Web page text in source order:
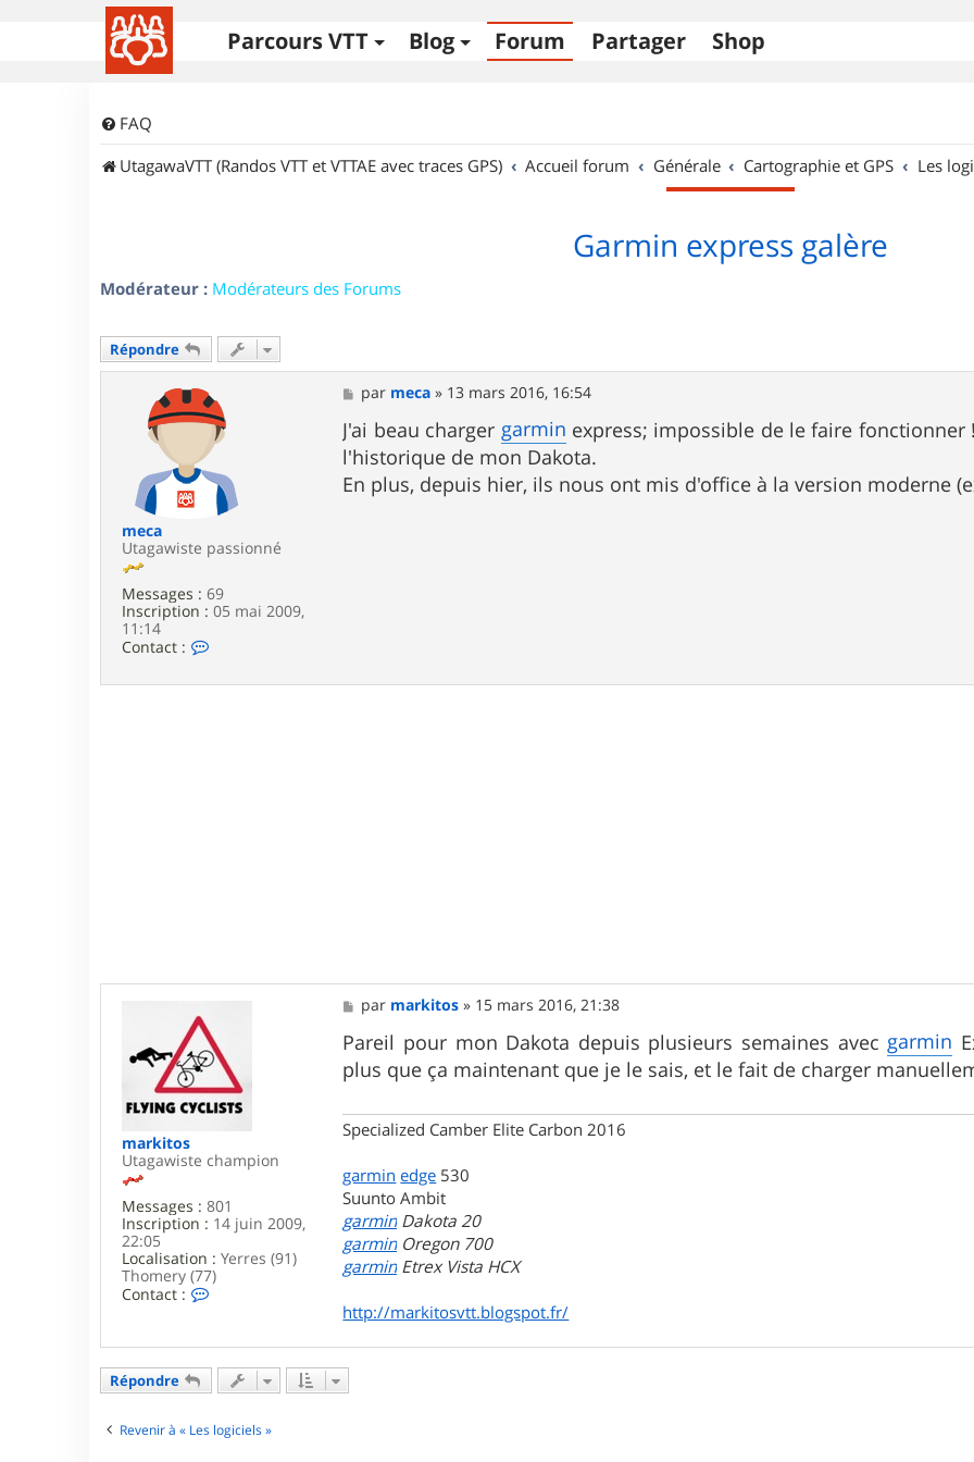
Parcours VTT Blog Forum Partager Shop
FAQ
UtagawaVTT (Randos VTT et VTTAE avec traces GPS)
Accueil forum Générale Cartographie et GPS Les
Garmin express galère
Modérateur : Modérateurs des Forums
Répondre
meca
Utagawiste passionné
Messages : 69
Inscription : 05 mai 2009,
11:14
Contact :
M
e
s
s
a
g
e
par meca » 13 mars 2016, 16:54
J'ai beau charger garmin express; impossible de le faire
l'historique de mon Dakota.
En plus, depuis hier, ils nous ont mis d'office à la version moderne
markitos
Utagawiste champion
Messages : 801
Inscription : 14 juin 2009,
22:05
Localisation : Yerres (91)
Thomery (77)
Contact :
t
t
r
M
e
s
s
a
par markitos » 15 mars 2016, 21:38
Pareil pour mon Dakota depuis plusieurs semaines avecgarmin
plus que ça maintenant que je le sais, et le fait de charger
Specialized Camber Elite Carbon 2016
garmin edge 530
Suunto Ambit
garmin Dakota 20
garmin Oregon 700
garmin Etrex Vista HCX
http://markitosvtt.blogspot.fr/
Répondre
Revenir à « Les logiciels »